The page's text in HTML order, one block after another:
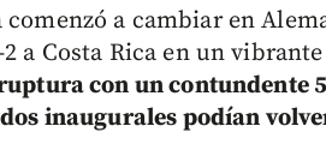
comenzó a cambiar en
a Costa Rica en un
con un contundente
inaugurales podían